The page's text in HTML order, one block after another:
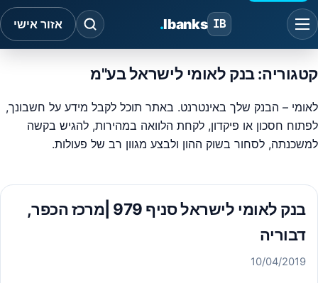
IB
Ibanks
. אזור אישי
קטגוריה:בנק לאומי לישראל בע"מ
לאומי – הבנק שלך באינטרנט. באתר תוכל לקבל מידע על חשבונך,
לפתוח חסכון או פיקדון, לקחת הלוואה במהירות, להגיש בקשה
למשכנתה, לסחור בשוק ההון ולבצע מגוון רב של פעולות.
בנק לאומי לישראל סניף 979 |מרכז הכפר,
דבוריה
10/04/2019